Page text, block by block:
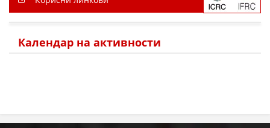
Календар на активности